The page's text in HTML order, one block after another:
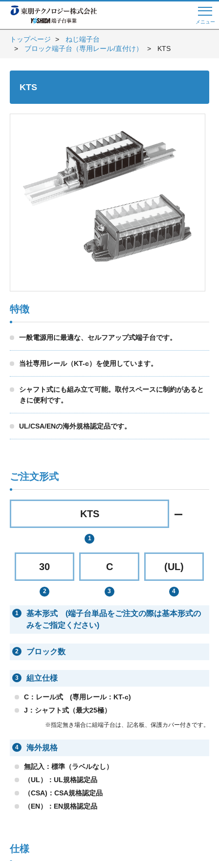
メニュー
Web商談 ご希望の方はこちら
よくある質問
品質への取り組み 環境方針について
個人情報保護方針
トップページ
ねじ端子台
ブロック端子台（専用レール/直付け）
KTS
KTS
特徴
一般電源用に最適な、セルフアップ式端子台です。
当社専用レール（KT-c）を使用しています。
シャフト式にも組み立て可能。取付スペースに制約があると
きに便利です。
UL/CSA/ENの海外規格認定品です。
ご注文形式
KTS
30 C (UL)
1
基本形式 (端子台単品をご注文の際は基本形式の
みをご指定ください)
2 ブロック数
3 組立仕様
C：レール式 (専用レール：KT-c)
J：シャフト式（最大25極）
※指定無き場合に組端子台は、記名板、保護カバー付きです。
4 海外規格
無記入：標準（ラベルなし）
（UL）：UL規格認定品
（CSA)：CSA規格認定品
（EN）：EN規格認定品
仕様